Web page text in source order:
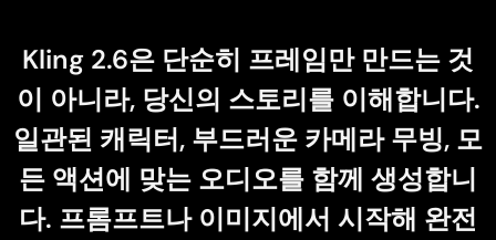
Kling 2.6은 단순히 프레임만 만드는 것
이 아니라, 당신의 스토리를 이해합니다.
일관된 캐릭터, 부드러운 카메라 무빙, 모
든 액션에 맞는 오디오를 함께 생성합니
다. 프롬프트나 이미지에서 시작해 완전